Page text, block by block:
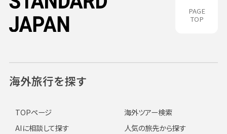
PAGE
TOP
海外旅行を探す
TOPページ
海外ツアー検索
AIに相談して探す
人気の旅先から探す